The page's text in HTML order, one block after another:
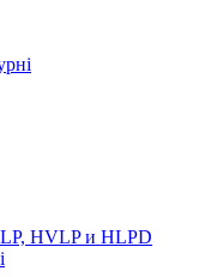
HVLP и HLPD